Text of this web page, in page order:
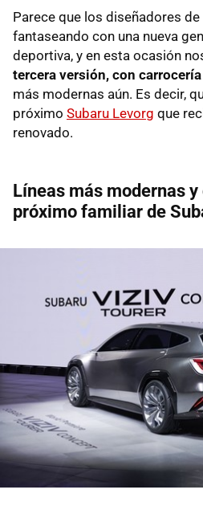
Parece que los diseñadores
fantaseando con una nueva
deportiva, y en esta ocasión
tercera versión, con
más modernas aún. Es decir,
próximo Subaru Levorg que
renovado.
Líneas más modernas
próximo familiar de